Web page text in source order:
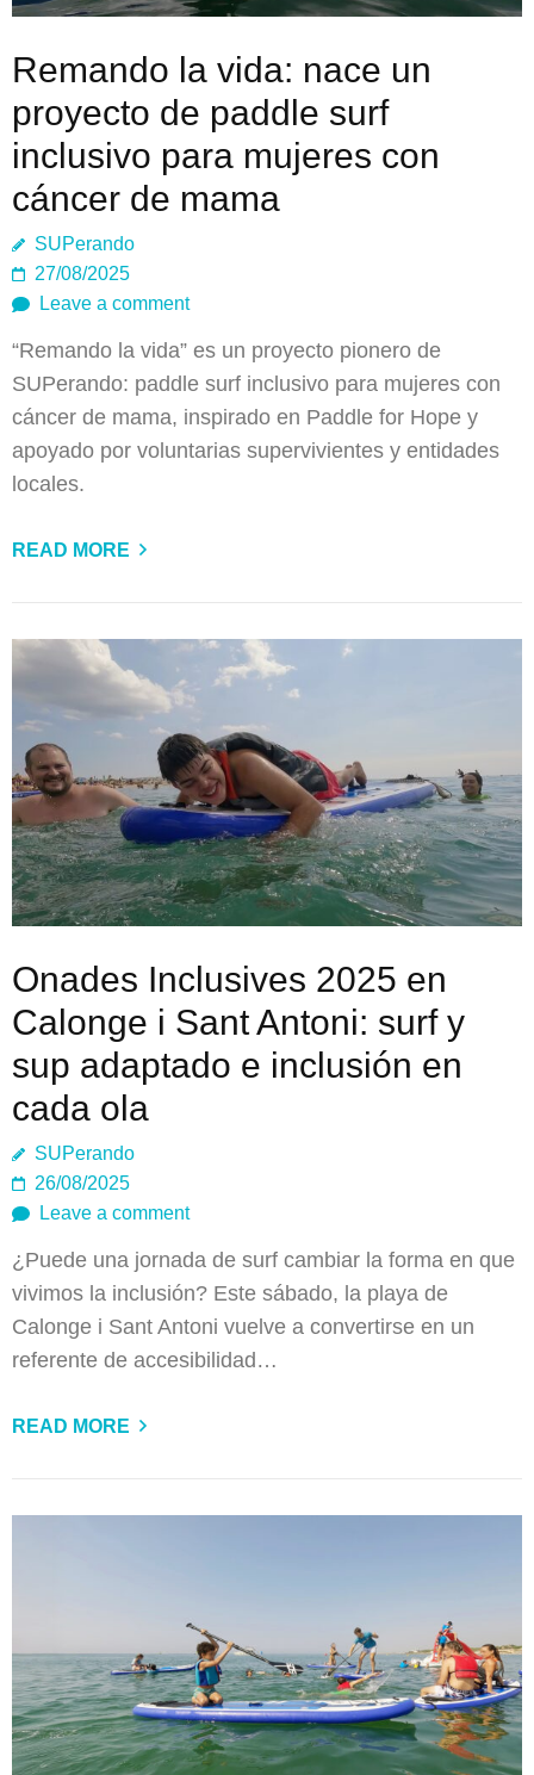
Remando la vida: nace un
proyecto de paddle surf
inclusivo para mujeres con
cáncer de mama
SUPerando
27/08/2025
Leave a comment
“Remando la vida” es un proyecto pionero de
SUPerando: paddle surf inclusivo para mujeres con
cáncer de mama, inspirado en Paddle for Hope y
apoyado por voluntarias supervivientes y entidades
locales.
READ MORE
Onades Inclusives 2025 en
Calonge i Sant Antoni: surf y
sup adaptado e inclusión en
cada ola
SUPerando
26/08/2025
Leave a comment
¿Puede una jornada de surf cambiar la forma en que
vivimos la inclusión? Este sábado, la playa de
Calonge i Sant Antoni vuelve a convertirse en un
referente de accesibilidad…
READ MORE